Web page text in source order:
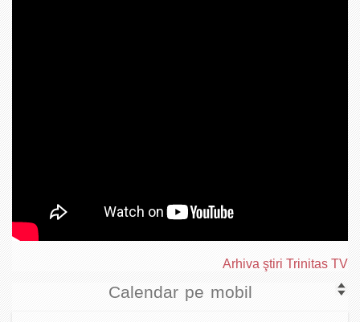
Arhiva ştiri Trinitas TV
Calendar pe mobil